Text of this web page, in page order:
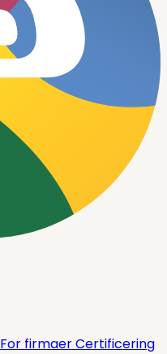
For firmaerCertificering